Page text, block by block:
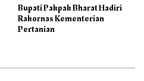
Bupati Pakpak Bharat Hadiri
Rakornas Kementerian
Pertanian